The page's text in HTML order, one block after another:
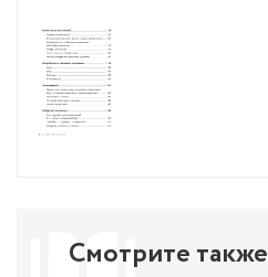
Смотрите также